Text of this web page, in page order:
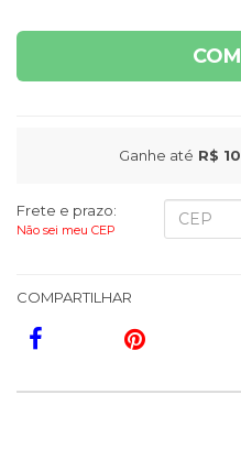
Ganhe até R$
Frete e prazo:
Não sei meu CEP
COMPARTILHAR